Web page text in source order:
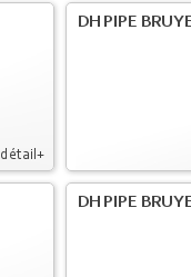
détail+
DH PIPE
DH PIPE